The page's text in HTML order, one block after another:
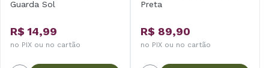
Guarda Sol
R$ 14,99
no PIX ou no cartão
Preta
R$ 89,90
no PIX ou no cartão